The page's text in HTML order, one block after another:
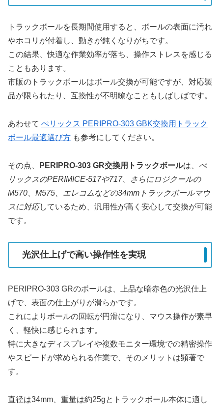
トラックボールを長期間使用すると、ボールの表面に汚れ
やホコリが付着し、動きが鈍くなりがちです。
この結果、快適な作業効率が落ち、操作ストレスを感じる
こともあります。
市販のトラックボールはボール交換が可能ですが、対応製
品が限られたり、互換性が不明瞭なこともしばしばです。
あわせて ぺリックス PERIPRO-303 GBK交換用トラック
ボール最適選び方 も参考にしてください。
その点、 PERIPRO-303 GR交換用トラックボールは、 ぺ
リックスのPERIMICE-517や717、さらにロジクールの
M570、M575、エレコムなどの34mmトラックボールマウ
スに対応しているため、汎用性が高く安心して交換が可能
です。
光沢仕上げで高い操作性を実現
PERIPRO-303 GRのボールは、上品な暗赤色の光沢仕上
げで、表面の仕上がりが滑らかです。
これによりボールの回転が円滑になり、マウス操作が素早
く、軽快に感じられます。
特に大きなディスプレイや複数モニター環境での精密操作
やスピードが求められる作業で、そのメリットは顕著で
す。
直径は34mm、重量は約25gとトラックボール本体に適し